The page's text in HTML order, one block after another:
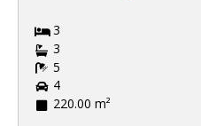
3
3
5
4
220.00 m²